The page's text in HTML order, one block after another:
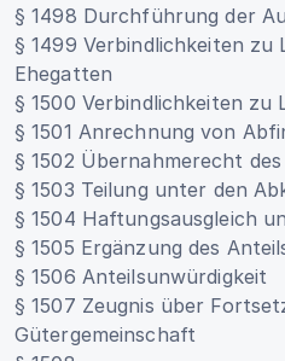
§ 1498 Durchführung der
§ 1499 Verbindlichkeiten zu
Ehegatten
§ 1500 Verbindlichkeiten zu
§ 1501 Anrechnung von
§ 1502 Übernahmerecht
§ 1503 Teilung unter den
§ 1504 Haftungsausgleich
§ 1505 Ergänzung des
§ 1506 Anteilsunwürdigkeit
§ 1507 Zeugnis über
Gütergemeinschaft